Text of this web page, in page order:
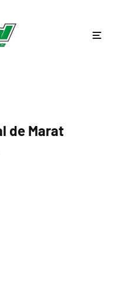
de Marat